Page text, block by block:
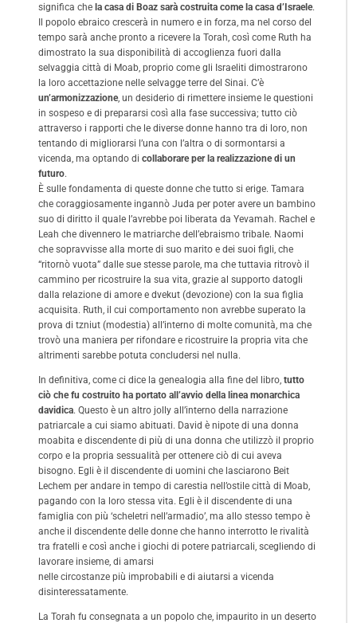
significa che la casa di Boaz sarà costruita come la casa d’Israele.
Il popolo ebraico crescerà in numero e in forza, ma nel corso del
tempo sarà anche pronto a ricevere la Torah, così come Ruth ha
dimostrato la sua disponibilità di accoglienza fuori dalla
selvaggia città di Moab, proprio come gli Israeliti dimostrarono
la loro accettazione nelle selvagge terre del Sinai. C’è
un’armonizzazione, un desiderio di rimettere insieme le questioni
in sospeso e di prepararsi così alla fase successiva; tutto ciò
attraverso i rapporti che le diverse donne hanno tra di loro, non
tentando di migliorarsi l’una con l’altra o di sormontarsi a
vicenda, ma optando di collaborare per la realizzazione di un
futuro.
È sulle fondamenta di queste donne che tutto si erige. Tamara
che coraggiosamente ingannò Juda per poter avere un bambino
suo di diritto il quale l’avrebbe poi liberata da Yevamah. Rachel e
Leah che divennero le matriarche dell’ebraismo tribale. Naomi
che sopravvisse alla morte di suo marito e dei suoi figli, che
“ritornò vuota” dalle sue stesse parole, ma che tuttavia ritrovò il
cammino per ricostruire la sua vita, grazie al supporto datogli
dalla relazione di amore e dvekut (devozione) con la sua figlia
acquisita. Ruth, il cui comportamento non avrebbe superato la
prova di tzniut (modestia) all’interno di molte comunità, ma che
trovò una maniera per rifondare e ricostruire la propria vita che
altrimenti sarebbe potuta concludersi nel nulla.
In definitiva, come ci dice la genealogia alla fine del libro, tutto
ciò che fu costruito ha portato all’avvio della linea monarchica
davidica. Questo è un altro jolly all’interno della narrazione
patriarcale a cui siamo abituati. David è nipote di una donna
moabita e discendente di più di una donna che utilizzò il proprio
corpo e la propria sessualità per ottenere ciò di cui aveva
bisogno. Egli è il discendente di uomini che lasciarono Beit
Lechem per andare in tempo di carestia nell’ostile città di Moab,
pagando con la loro stessa vita. Egli è il discendente di una
famiglia con più ‘scheletri nell’armadio’, ma allo stesso tempo è
anche il discendente delle donne che hanno interrotto le rivalità
tra fratelli e così anche i giochi di potere patriarcali, scegliendo di
lavorare insieme, di amarsi
nelle circostanze più improbabili e di aiutarsi a vicenda
disinteressatamente.
La Torah fu consegnata a un popolo che, impaurito in un deserto